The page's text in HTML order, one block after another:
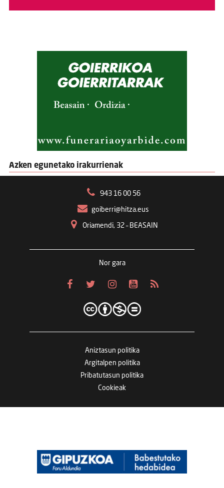
Azken egunetako irakurrienak
943 16 00 56
goiberri@hitza.eus
Oriamendi, 32 – BEASAIN
Nor gara
Aniztasun politika
Argitalpen politika
Pribatutasun politika
Cookieak